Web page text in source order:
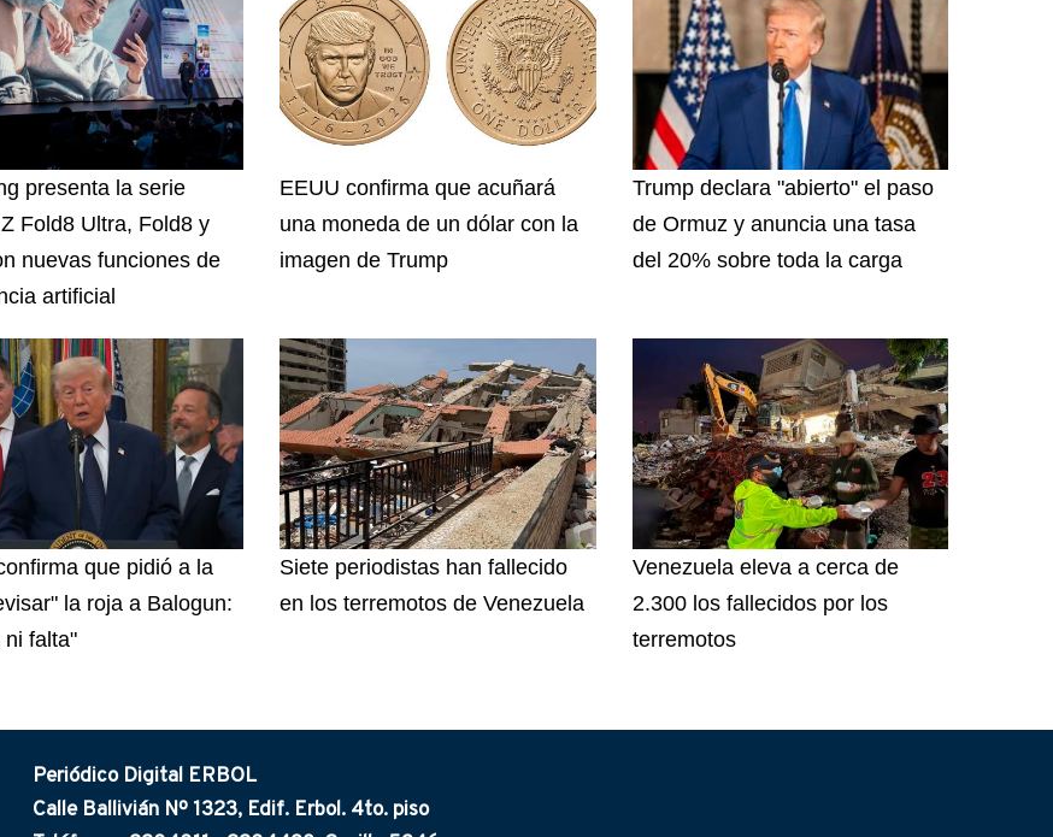
presenta la serie
Fold8 Ultra, Fold8 y
nuevas funciones de
artificial
EEUU confirma que acuñará
una moneda de un dólar con la
imagen de Trump
Trump declara "abierto" el paso
de Ormuz y anuncia una tasa
del 20% sobre toda la carga
que pidió a la
la roja a Balogun:
ni falta"
Siete periodistas han fallecido
en los terremotos de Venezuela
Venezuela eleva a cerca de
2.300 los fallecidos por los
terremotos
Periódico Digital ERBOL
Calle Ballivián Nº 1323, Edif. Erbol. 4to. piso